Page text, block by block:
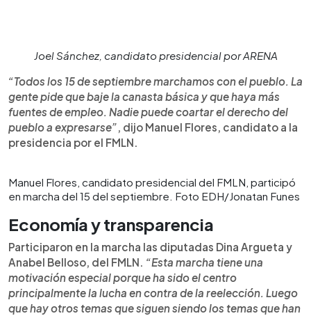
Joel Sánchez, candidato presidencial por ARENA
“Todos los 15 de septiembre marchamos con el pueblo. La
gente pide que baje la canasta básica y que haya más
fuentes de empleo. Nadie puede coartar el derecho del
pueblo a expresarse”, dijo Manuel Flores, candidato a la
presidencia por el FMLN.
Manuel Flores, candidato presidencial del FMLN, participó
en marcha del 15 del septiembre. Foto EDH/Jonatan Funes
Economía y transparencia
Participaron en la marcha las diputadas Dina Argueta y
Anabel Belloso, del FMLN. “Esta marcha tiene una
motivación especial porque ha sido el centro
principalmente la lucha en contra de la reelección. Luego
que hay otros temas que siguen siendo los temas que han